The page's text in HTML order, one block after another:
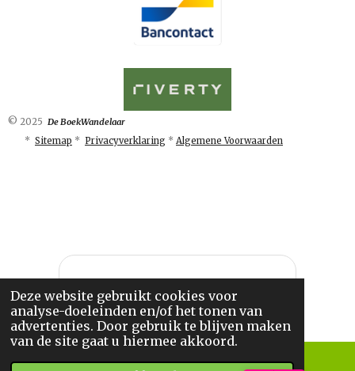
Deze website gebruikt cookies voor
analyse-doeleinden en/of het tonen van
advertenties. Door gebruik te blijven maken
van de site gaat u hiermee akkoord.
© 2025 De BoekWandelaar
* Sitemap * Privacyverklaring * Algemene Voorwaarden